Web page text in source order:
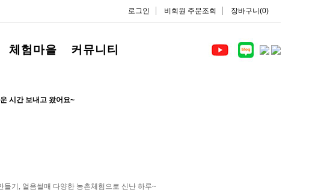
로그인 비회원 주문조회 장바구니(0)
체험마을 커뮤니티
시간 보내고 왔어요~
기, 얼음썰매 다양한 농촌체험으로 신난 하루~